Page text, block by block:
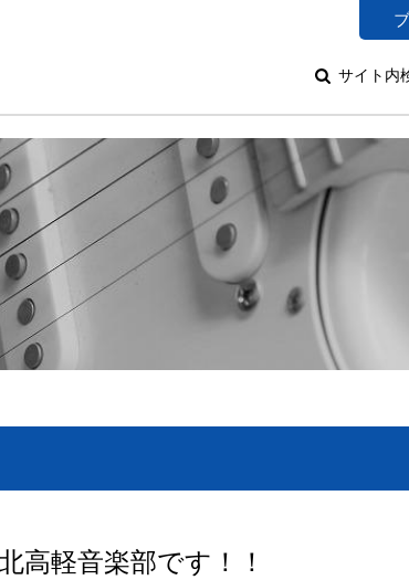
サイト内
高軽音楽部です！！